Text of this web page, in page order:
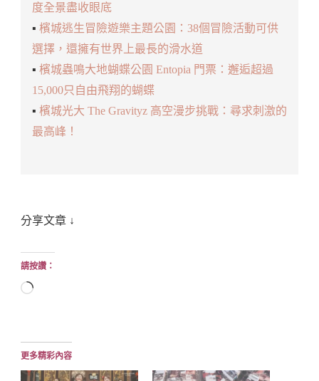
度全景盡收眼底
▪️ 檳城逃生冒險遊樂主題公園：38個冒險活動可供
選擇，還擁有世界上最長的滑水道
▪️ 檳城蟲鳴大地蝴蝶公園 Entopia 門票：邂逅超過
15,000只自由飛翔的蝴蝶
▪️ 檳城光大 The Gravityz 高空漫步挑戰：尋求刺激的
最高峰！
分享文章 ↓
請按讚：
正
入...
更多精彩內容